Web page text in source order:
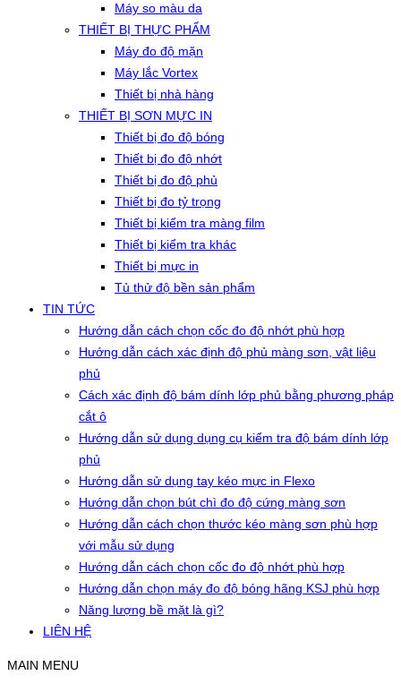
Máy so màu da
THIẾT BỊ THỰC PHẨM
Máy đo độ mặn
Máy lắc Vortex
Thiết bị nhà hàng
THIẾT BỊ SƠN MỰC IN
Thiết bị đo độ bóng
Thiết bị đo độ nhớt
Thiết bị đo độ phủ
Thiết bị đo tỷ trọng
Thiết bị kiểm tra màng film
Thiết bị kiểm tra khác
Thiết bị mực in
Tủ thử độ bền sản phẩm
TIN TỨC
Hướng dẫn cách chọn cốc đo độ nhớt phù hợp
Hướng dẫn cách xác định độ phủ màng sơn, vật liệu
phủ
Cách xác định độ bám dính lớp phủ bằng phương pháp
cắt ô
Hướng dẫn sử dụng dụng cụ kiểm tra độ bám dính lớp
phủ
Hướng dẫn sử dụng tay kéo mực in Flexo
Hướng dẫn chọn bút chì đo độ cứng màng sơn
Hướng dẫn cách chọn thước kéo màng sơn phù hợp
với mẫu sử dụng
Hướng dẫn cách chọn cốc đo độ nhớt phù hợp
Hướng dẫn chọn máy đo độ bóng hãng KSJ phù hợp
Năng lượng bề mặt là gì?
LIÊN HỆ
MAIN MENU